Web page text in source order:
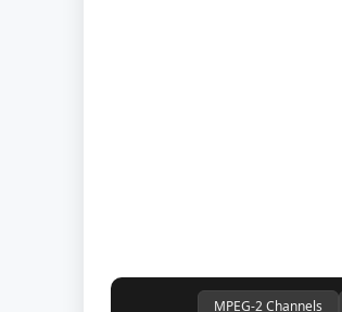
MPEG-2 Channels